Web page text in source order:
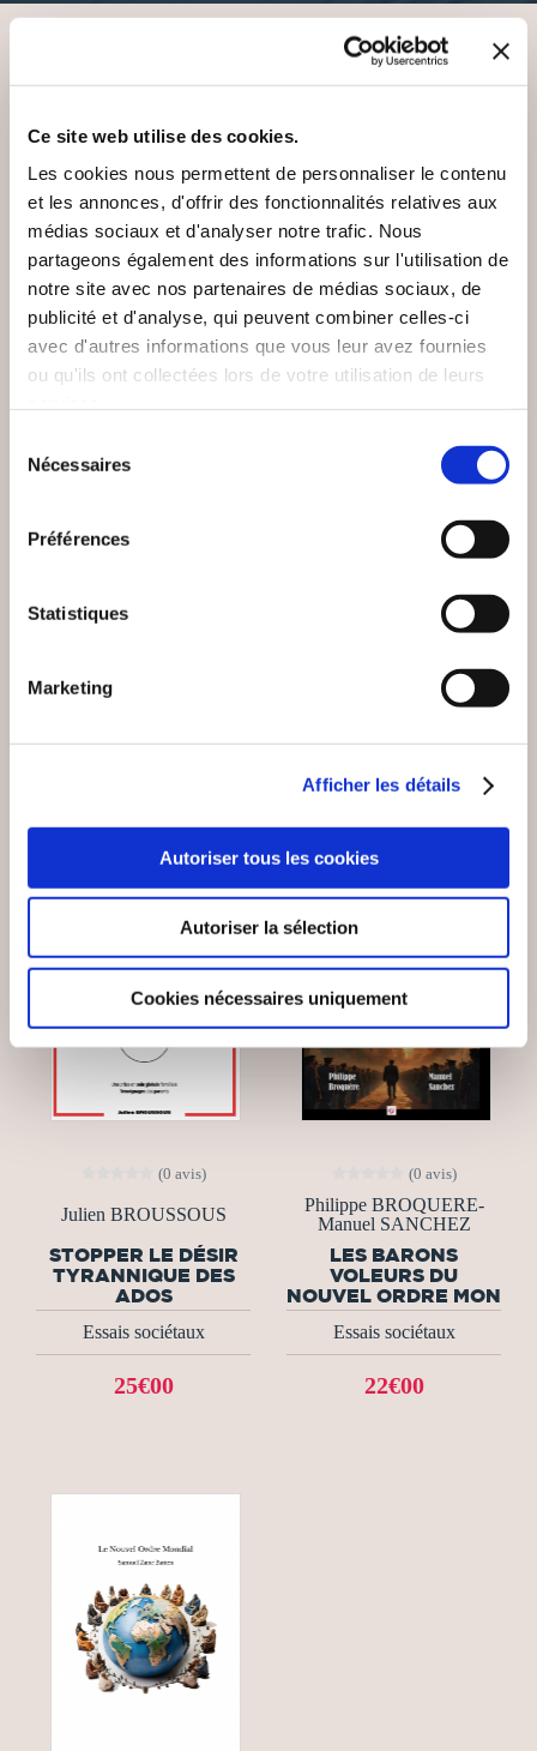
Ce site web utilise des cookies.
Les cookies nous permettent de personnaliser le contenu
et les annonces, d'offrir des fonctionnalités relatives aux
médias sociaux et d'analyser notre trafic. Nous
partageons également des informations sur l'utilisation de
notre site avec nos partenaires de médias sociaux, de
publicité et d'analyse, qui peuvent combiner celles-ci
avec d'autres informations que vous leur avez fournies
ou qu'ils ont collectées lors de votre utilisation de leurs
Nécessaires
Préférences
Statistiques
Marketing
Afficher les détails
Autoriser tous les cookies
Autoriser la sélection
Cookies nécessaires uniquement
VOUS AIMEREZ AUSSI
MAXIMES & PENSÉES
Essais sociétaux
14€00
(0 avis)
POURQUOI SUIS-JE
DEVENU UN
Essais sociétaux
15€00
(0 avis)
Julien BROUSSOUS
STOPPER LE DÉSIR
TYRANNIQUE DES
ADOS
Essais sociétaux
25€00
(0 avis)
Philippe BROQUERE-
Manuel SANCHEZ
LES BARONS
VOLEURS DU
NOUVEL ORDRE MON
Essais sociétaux
22€00